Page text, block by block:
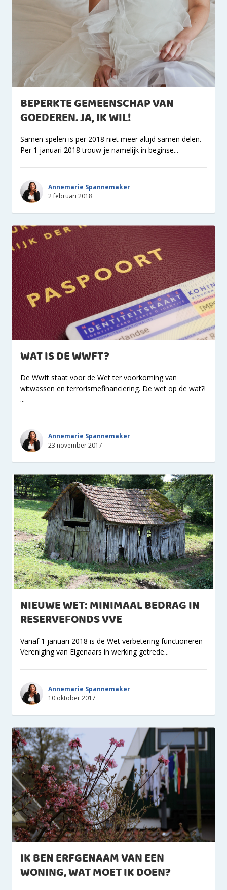
BEPERKTE GEMEENSCHAP VAN
GOEDEREN. JA, IK WIL!
Samen spelen is per 2018 niet meer altijd samen delen.
Per 1 januari 2018 trouw je namelijk in beginse...
Annemarie Spannemaker
2 februari 2018
WAT IS DE WWFT?
De Wwft staat voor de Wet ter voorkoming van
witwassen en terrorismefinanciering. De wet op de wat?!
...
Annemarie Spannemaker
23 november 2017
NIEUWE WET: MINIMAAL BEDRAG IN
RESERVEFONDS VVE
Vanaf 1 januari 2018 is de Wet verbetering functioneren
Vereniging van Eigenaars in werking getrede...
Annemarie Spannemaker
10 oktober 2017
IK BEN ERFGENAAM VAN EEN
WONING, WAT MOET IK DOEN?